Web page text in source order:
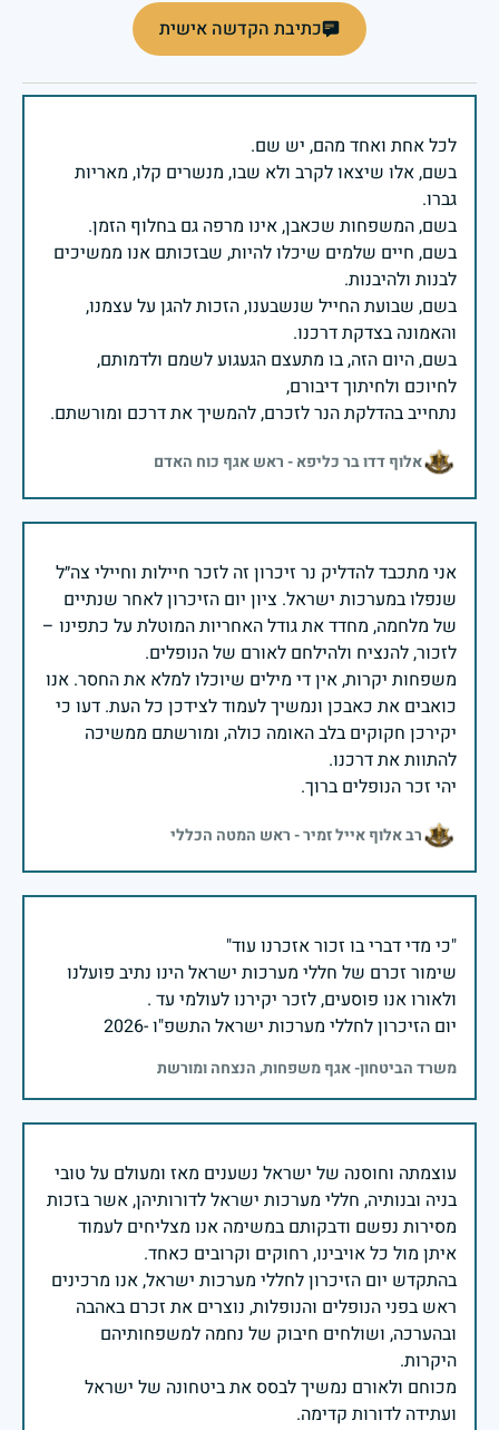
כתיבת הקדשה אישית
בשם, אלו שיצאו לקרב ולא שבו, מנשרים קלו, מאריות
בשם, חיים שלמים שיכלו להיות, שבזכותם אנו ממשיכים
בשם, שבועת החייל שנשבענו, הזכות להגן על עצמנו,
בשם, היום הזה, בו מתעצם הגעגוע לשמם ולדמותם,
נתחייב בהדלקת הנר לזכרם, להמשיך את דרכם ומורשתם.
אלוף דדו בר כליפא - ראש אגף כוח האדם
אני מתכבד להדליק נר זיכרון זה לזכר חיילות וחיילי צה״ל
שנפלו במערכות ישראל. ציון יום הזיכרון לאחר שנתיים
של מלחמה, מחדד את גודל האחריות המוטלת על כתפינו –
משפחות יקרות, אין די מילים שיוכלו למלא את החסר. אנו
כואבים את כאבכן ונמשיך לעמוד לצידכן כל העת. דעו כי
יקירכן חקוקים בלב האומה כולה, ומורשתם ממשיכה
יהי זכר הנופלים ברוך.
רב אלוף אייל זמיר - ראש המטה הכללי
שימור זכרם של חללי מערכות ישראל הינו נתיב פועלנו
יום הזיכרון לחללי מערכות ישראל התשפ"ו -2026
משרד הביטחון- אגף משפחות, הנצחה ומורשת
עוצמתה וחוסנה של ישראל נשענים מאז ומעולם על טובי
בניה ובנותיה, חללי מערכות ישראל לדורותיהן, אשר בזכות
מסירות נפשם ודבקותם במשימה אנו מצליחים לעמוד
בהתקדש יום הזיכרון לחללי מערכות ישראל, אנו מרכינים
ראש בפני הנופלים והנופלות, נוצרים את זכרם באהבה
ובהערכה, ושולחים חיבוק של נחמה למשפחותיהם
מכוחם ולאורם נמשיך לבסס את ביטחונה של ישראל
ועתידה לדורות קדימה.